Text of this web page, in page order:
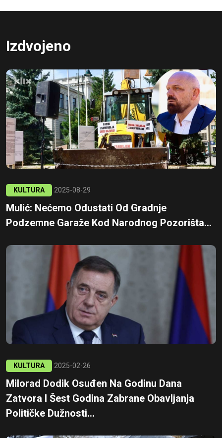
Izdvojeno
KULTURA 2025-08-29
Mulić: Nećemo Odustati Od Gradnje
Podzemne Garaže Kod Narodnog Pozorišta...
KULTURA 2025-02-26
Milorad Dodik Osuđen Na Godinu Dana
Zatvora I Šest Godina Zabrane Obavljanja
Političke Dužnosti...